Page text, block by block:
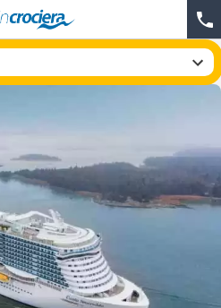
Compagnie
Ricerca